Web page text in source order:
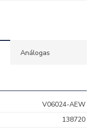
Análogas
V06024-AEW
138720